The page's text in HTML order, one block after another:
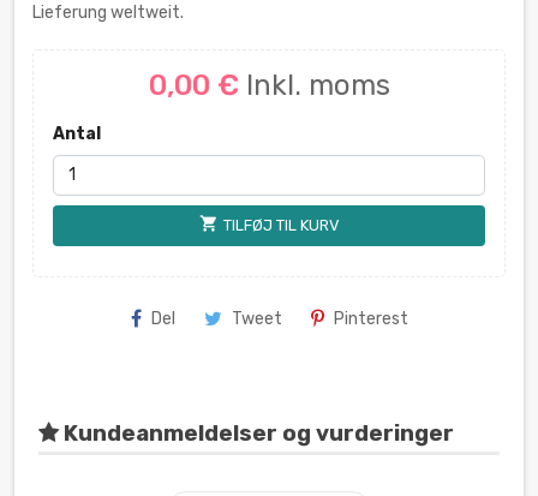
Lieferung weltweit.
0,00 € Inkl. moms
Antal
shopping_cart TILFØJ TIL KURV
Del Tweet Pinterest
Kundeanmeldelser og vurderinger